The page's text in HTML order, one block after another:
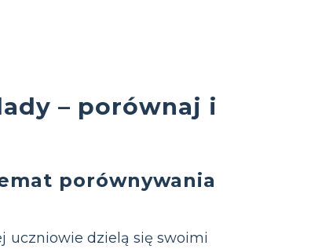
– porównaj i
porównywania
uczniowie dzielą się swoimi